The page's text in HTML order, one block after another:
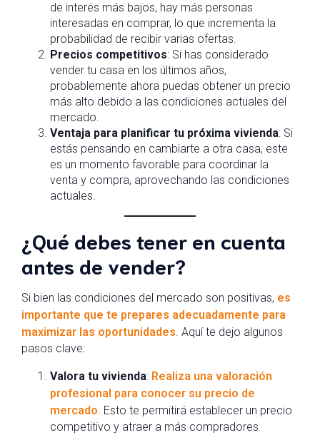
de interés más bajos, hay más personas
interesadas en comprar, lo que incrementa la
probabilidad de recibir varias ofertas.
Precios competitivos: Si has considerado
vender tu casa en los últimos años,
probablemente ahora puedas obtener un precio
más alto debido a las condiciones actuales del
mercado.
Ventaja para planificar tu próxima vivienda: Si
estás pensando en cambiarte a otra casa, este
es un momento favorable para coordinar la
venta y compra, aprovechando las condiciones
actuales.
¿Qué debes tener en cuenta
antes de vender?
Si bien las condiciones del mercado son positivas, es
importante que te prepares adecuadamente para
maximizar las oportunidades. Aquí te dejo algunos
pasos clave:
Valora tu vivienda: Realiza una valoración
profesional para conocer su precio de
mercado. Esto te permitirá establecer un precio
competitivo y atraer a más compradores.